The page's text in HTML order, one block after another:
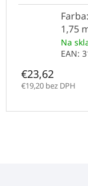
1,75
Na
EAN:
€23,62
€19,20 bez DPH